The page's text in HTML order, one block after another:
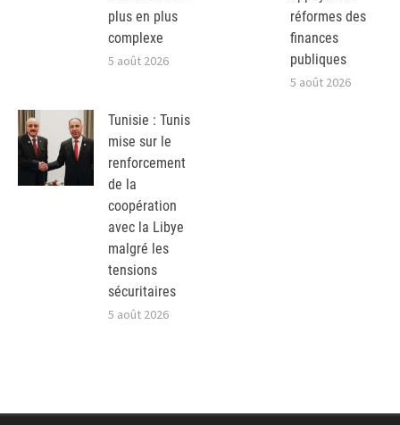
plus en plus
complexe
5 août 2026
réformes des
finances
publiques
5 août 2026
Tunisie : Tunis
mise sur le
renforcement
de la
coopération
avec la Libye
malgré les
tensions
sécuritaires
5 août 2026